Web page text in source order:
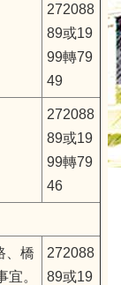
272088
89或19
99轉79
49
272088
89或19
99轉79
46
、橋
。
272088
89或19